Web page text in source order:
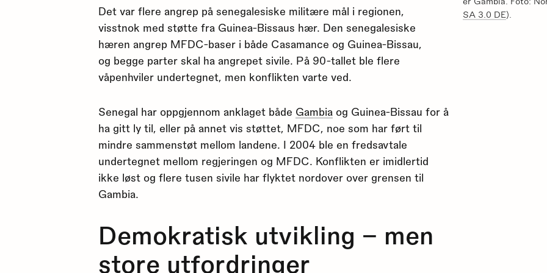
SA 3.0 DE).
Det var flere angrep på senegalesiske militære mål i regionen,
visstnok med støtte fra Guinea-Bissaus hær. Den senegalesiske
hæren angrep MFDC-baser i både Casamance og Guinea-Bissau,
og begge parter skal ha angrepet sivile. På 90-tallet ble flere
våpenhviler undertegnet, men konflikten varte ved.
Senegal har oppgjennom anklaget både Gambia og Guinea-Bissau for å
ha gitt ly til, eller på annet vis støttet, MFDC, noe som har ført til
mindre sammenstøt mellom landene. I 2004 ble en fredsavtale
undertegnet mellom regjeringen og MFDC. Konflikten er imidlertid
ikke løst og flere tusen sivile har flyktet nordover over grensen til
Gambia.
Demokratisk utvikling – men
store utfordringer